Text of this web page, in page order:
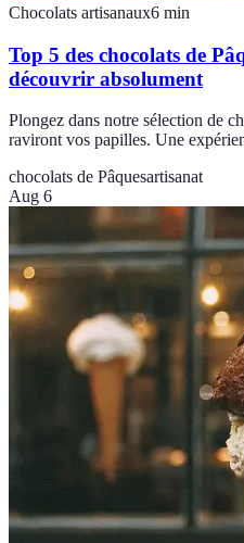
Chocolats artisanaux6 min
Top 5 des chocolats de
découvrir absolument
Plongez dans notre sélection de
raviront vos papilles. Une
chocolats de Pâquesartisanat
Aug 6